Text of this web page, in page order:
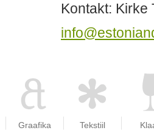
Kontakt: Kirke
Graafika Tekstiil